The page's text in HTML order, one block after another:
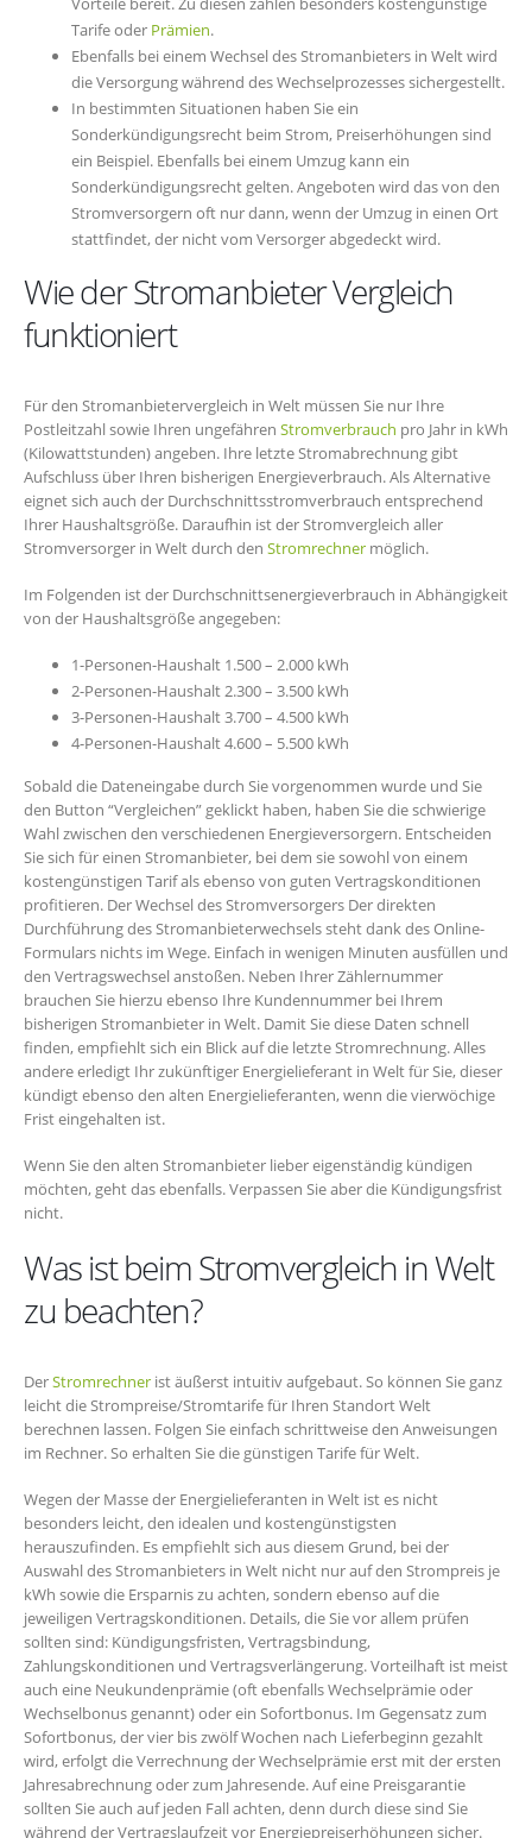
Tarife oder Prämien.
Ebenfalls bei einem Wechsel des Stromanbieters in Welt wird
die Versorgung während des Wechselprozesses sichergestellt.
In bestimmten Situationen haben Sie ein
Sonderkündigungsrecht beim Strom, Preiserhöhungen sind
ein Beispiel. Ebenfalls bei einem Umzug kann ein
Sonderkündigungsrecht gelten. Angeboten wird das von den
Stromversorgern oft nur dann, wenn der Umzug in einen Ort
stattfindet, der nicht vom Versorger abgedeckt wird.
Wie der Stromanbieter Vergleich
funktioniert
Für den Stromanbietervergleich in Welt müssen Sie nur Ihre
Postleitzahl sowie Ihren ungefähren Stromverbrauch pro Jahr in kWh
(Kilowattstunden) angeben. Ihre letzte Stromabrechnung gibt
Aufschluss über Ihren bisherigen Energieverbrauch. Als Alternative
eignet sich auch der Durchschnittsstromverbrauch entsprechend
Ihrer Haushaltsgröße. Daraufhin ist der Stromvergleich aller
Stromversorger in Welt durch den Stromrechner möglich.
Im Folgenden ist der Durchschnittsenergieverbrauch in Abhängigkeit
von der Haushaltsgröße angegeben:
1-Personen-Haushalt 1.500 – 2.000 kWh
2-Personen-Haushalt 2.300 – 3.500 kWh
3-Personen-Haushalt 3.700 – 4.500 kWh
4-Personen-Haushalt 4.600 – 5.500 kWh
Sobald die Dateneingabe durch Sie vorgenommen wurde und Sie
den Button “Vergleichen” geklickt haben, haben Sie die schwierige
Wahl zwischen den verschiedenen Energieversorgern. Entscheiden
Sie sich für einen Stromanbieter, bei dem sie sowohl von einem
kostengünstigen Tarif als ebenso von guten Vertragskonditionen
profitieren. Der Wechsel des Stromversorgers Der direkten
Durchführung des Stromanbieterwechsels steht dank des Online-
Formulars nichts im Wege. Einfach in wenigen Minuten ausfüllen und
den Vertragswechsel anstoßen. Neben Ihrer Zählernummer
brauchen Sie hierzu ebenso Ihre Kundennummer bei Ihrem
bisherigen Stromanbieter in Welt. Damit Sie diese Daten schnell
finden, empfiehlt sich ein Blick auf die letzte Stromrechnung. Alles
andere erledigt Ihr zukünftiger Energielieferant in Welt für Sie, dieser
kündigt ebenso den alten Energielieferanten, wenn die vierwöchige
Frist eingehalten ist.
Wenn Sie den alten Stromanbieter lieber eigenständig kündigen
möchten, geht das ebenfalls. Verpassen Sie aber die Kündigungsfrist
nicht.
Was ist beim Stromvergleich in Welt
zu beachten?
DerStromrechner ist äußerst intuitiv aufgebaut. So können Sie ganz
leicht die Strompreise/Stromtarife für Ihren Standort Welt
berechnen lassen. Folgen Sie einfach schrittweise den Anweisungen
im Rechner. So erhalten Sie die günstigen Tarife für Welt.
Wegen der Masse der Energielieferanten in Welt ist es nicht
besonders leicht, den idealen und kostengünstigsten
herauszufinden. Es empfiehlt sich aus diesem Grund, bei der
Auswahl des Stromanbieters in Welt nicht nur auf den Strompreis je
kWh sowie die Ersparnis zu achten, sondern ebenso auf die
jeweiligen Vertragskonditionen. Details, die Sie vor allem prüfen
sollten sind: Kündigungsfristen, Vertragsbindung,
Zahlungskonditionen und Vertragsverlängerung. Vorteilhaft ist meist
auch eine Neukundenprämie (oft ebenfalls Wechselprämie oder
Wechselbonus genannt) oder ein Sofortbonus. Im Gegensatz zum
Sofortbonus, der vier bis zwölf Wochen nach Lieferbeginn gezahlt
wird, erfolgt die Verrechnung der Wechselprämie erst mit der ersten
Jahresabrechnung oder zum Jahresende. Auf eine Preisgarantie
sollten Sie auch auf jeden Fall achten, denn durch diese sind Sie
während der Vertragslaufzeit vor Energiepreiserhöhungen sicher.